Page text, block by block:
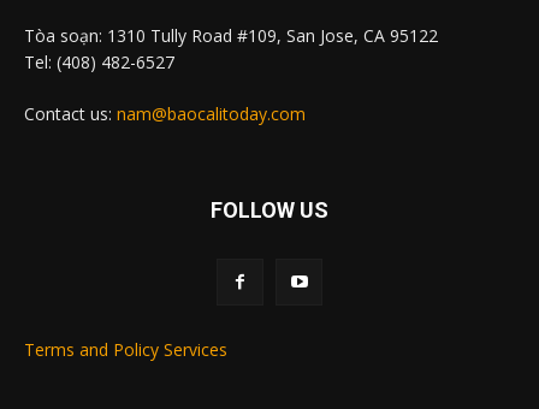
Tòa soạn: 1310 Tully Road #109, San Jose, CA 95122
Tel: (408) 482-6527
Contact us: nam@baocalitoday.com
FOLLOW US
Terms and Policy Services